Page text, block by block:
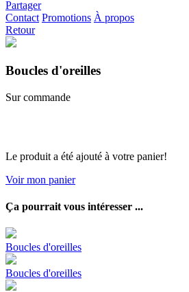
Partager
Contact Promotions À propos
Retour
Boucles d'oreilles
Sur commande
Le produit a été ajouté à votre panier!
Voir mon panier
Ça pourrait vous intéresser ...
Boucles d'oreilles
Boucles d'oreilles